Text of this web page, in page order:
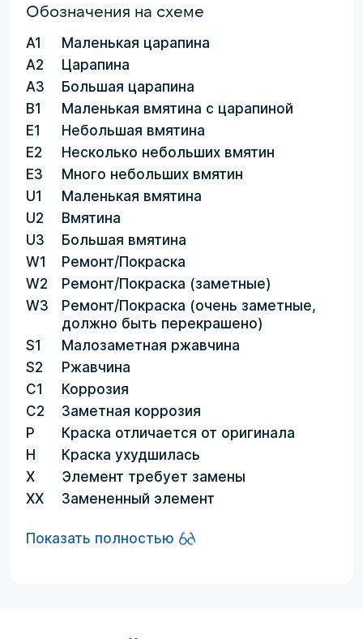
Обозначения на схеме
A1
Маленькая царапина
A2
Царапина
A3
Большая царапина
B1
Маленькая вмятина с царапиной
E1
Небольшая вмятина
E2
Несколько небольших вмятин
E3
Много небольших вмятин
U1
Маленькая вмятина
U2
Вмятина
U3
Большая вмятина
W1
Ремонт/Покраска
W2
Ремонт/Покраска (заметные)
W3
Ремонт/Покраска (очень заметные,
должно быть перекрашено)
S1
Малозаметная ржавчина
S2
Ржавчина
C1
Коррозия
C2
Заметная коррозия
P
Краска отличается от оригинала
H
Краска ухудшилась
X
Элемент требует замены
XX
Замененный элемент
Показать полностью